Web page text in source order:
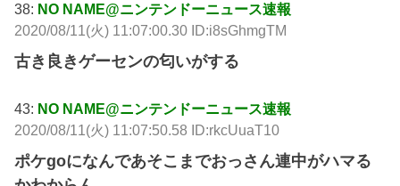
38: NO NAME@ニンテンドーニュース速報
2020/08/11(火) 11:07:00.30 ID:i8sGhmgTM
古き良きゲーセンの匂いがする
43: NO NAME@ニンテンドーニュース速報
2020/08/11(火) 11:07:50.58 ID:rkcUuaT10
ポケgoになんであそこまでおっさん連中がハマる